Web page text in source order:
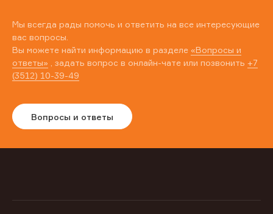
Мы всегда рады помочь и ответить на все интересующие
вас вопросы.
Вы можете найти информацию в разделе «Вопросы и
ответы» , задать вопрос в онлайн-чате или позвонить +7
(3512) 10-39-49
Вопросы и ответы